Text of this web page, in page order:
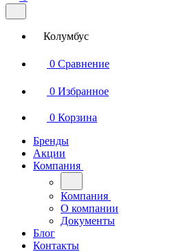
Колумбус
0 Сравнение
0 Избранное
0 Корзина
Бренды
Акции
Компания
Компания
О компании
Документы
Блог
Контакты